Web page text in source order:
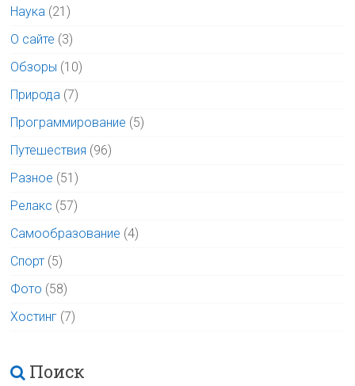
Наука (21)
О сайте (3)
Обзоры (10)
Природа (7)
Программирование (5)
Путешествия (96)
Разное (51)
Релакс (57)
Самообразование (4)
Спорт (5)
Фото (58)
Хостинг (7)
Поиск